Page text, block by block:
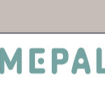
Couleur: Nordic green